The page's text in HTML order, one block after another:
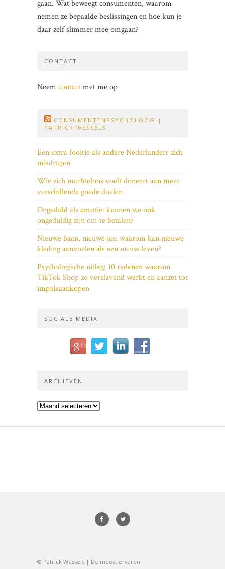
gaan. Wat beweegt consumenten, waarom
nemen ze bepaalde beslissingen en hoe kun je
daar zelf slimmer mee omgaan?
CONTACT
Neem contactmet me op
CONSUMENTENPSYCHOLOOG |
PATRICK WESSELS
Een extra fooitje als andere Nederlanders zich
misdragen
Wie zich machteloos voelt doneert aan meer
verschillende goede doelen
Ongeduld als emotie: kunnen we ook
ongeduldig zijn om te betalen?
Nieuwe baan, nieuwe jas: waarom kan nieuwe
kleding aanvoelen als een nieuw leven?
Psychologische uitleg: 10 redenen waarom
TikTok Shop zo verslavend werkt en aanzet tot
impulsaankopen
SOCIALE MEDIA
ARCHIEVEN
Archieven
© Patrick Wessels | De meest ervaren